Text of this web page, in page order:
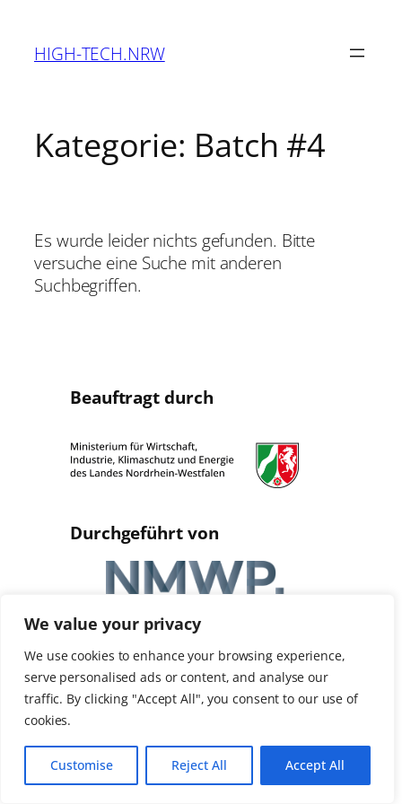
We value your privacy
We use cookies to enhance your browsing experience,
serve personalised ads or content, and analyse our
traffic. By clicking "Accept All", you consent to our use of
cookies.
Customise Reject All Accept All
springen
HIGH-TECH.NRW
Kategorie: Batch #4
Es wurde leider nichts gefunden. Bitte
versuche eine Suche mit anderen
Suchbegriffen.
Beauftragt durch
Durchgeführt von
Event AGBsDatenschutzImpressum